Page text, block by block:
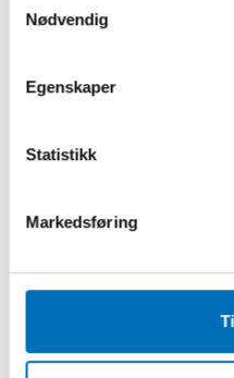
Nødvendig
Egenskaper
Statistikk
Markedsføring
i en rapport som publiceras
Projektet genomförs i
och välfärd (THL), Nordens